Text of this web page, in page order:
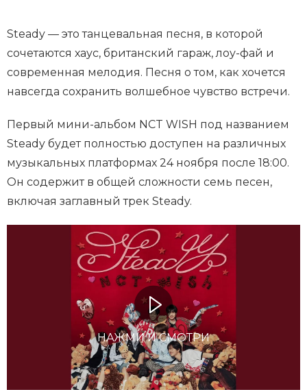
Steady — это танцевальная песня, в которой
сочетаются хаус, британский гараж, лоу-фай и
современная мелодия. Песня о том, как хочется
навсегда сохранить волшебное чувство встречи.
Первый мини-альбом NCT WISH под названием
Steady будет полностью доступен на различных
музыкальных платформах 24 ноября после 18:00.
Он содержит в общей сложности семь песен,
включая заглавный трек Steady.
НАЖМИ И СМОТРИ